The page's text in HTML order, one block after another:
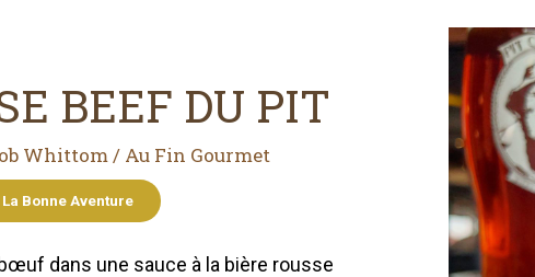
BEEF DU PIT
Whittom / Au Fin Gourmet
La Bonne Aventure
dans une sauce à la bière rousse